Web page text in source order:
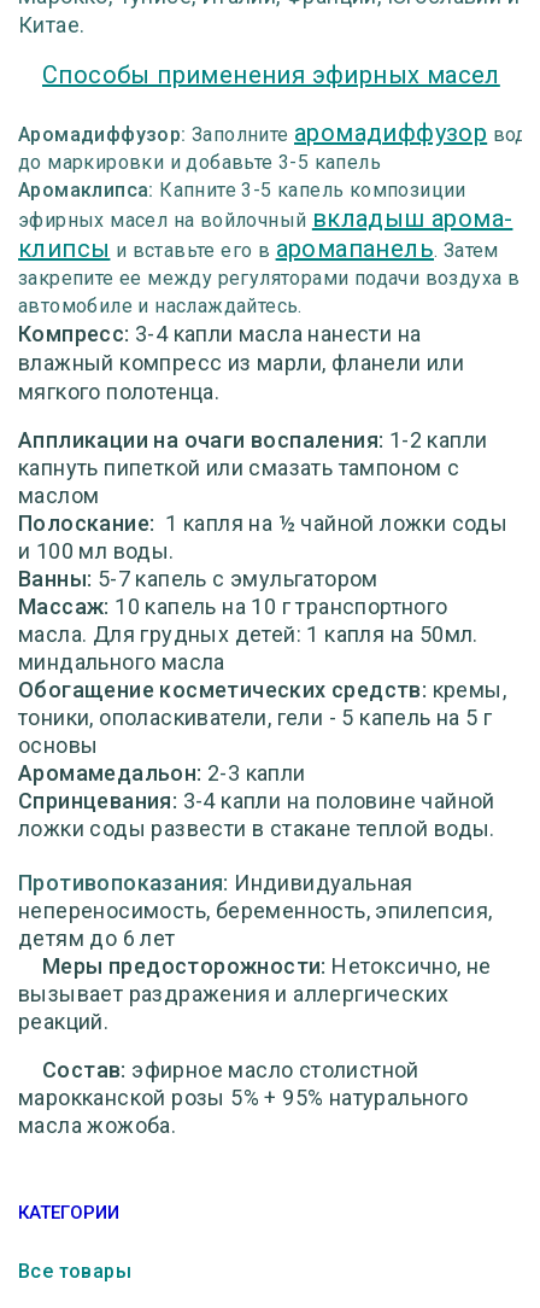
Китае.
Способы применения эфирных масел
Аромадиффузор: Заполните аромадиффузор
до маркировки и добавьте 3-5 капель
Аромаклипса: Капните 3-5 капель композиции
эфирных масел на войлочный вкладыш арома-
клипсы и вставьте его в аромапанель. Затем
закрепите ее между регуляторами подачи воздуха в
автомобиле и наслаждайтесь.
Компресс: 3-4 капли масла нанести на
влажный компресс из марли, фланели или
мягкого полотенца.
Аппликации на очаги воспаления: 1-2 капли
капнуть пипеткой или смазать тампоном с
маслом
Полоскание: 1 капля на ½ чайной ложки соды
и 100 мл воды.
Ванны: 5-7 капель с эмульгатором
Массаж: 10 капель на 10 г транспортного
масла. Для грудных детей: 1 капля на 50мл.
миндального масла
Обогащение косметических средств: кремы,
тоники, ополаскиватели, гели - 5 капель на 5 г
основы
Аромамедальон: 2-3 капли
Спринцевания: 3-4 капли на половине чайной
ложки соды развести в стакане теплой воды.
Противопоказания: Индивидуальная
непереносимость, беременность, эпилепсия,
детям до 6 лет
Меры предосторожности: Нетоксично, не
вызывает раздражения и аллергических
реакций.
Состав: эфирное масло столистной
марокканской розы 5% + 95% натурального
масла жожоба.
КАТЕГОРИИ
Все товары